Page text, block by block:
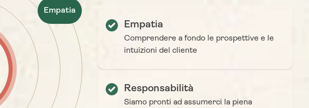
Vietnam, per realizzare il mio sogno.
Empatia
Comprendere a fondo le prospettive e le
intuizioni del cliente
Responsabilità
Siamo pronti ad assumerci la piena
Empatia